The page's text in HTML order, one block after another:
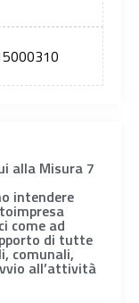
alla Misura 7
intendere
come ad
di tutte
comunali,
all’attività